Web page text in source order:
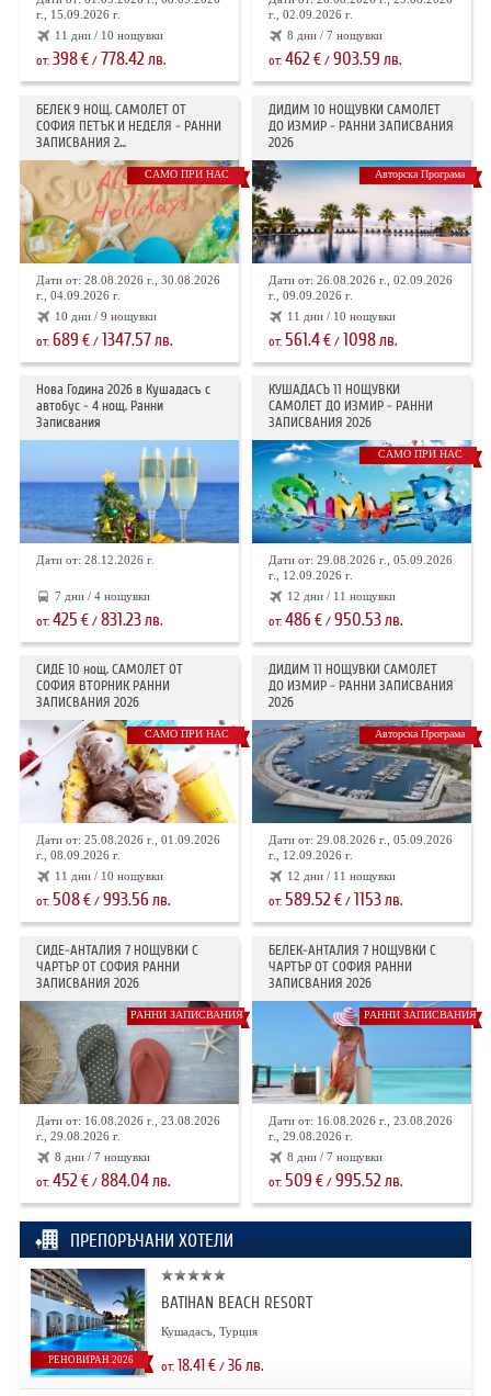
г., 15.09.2026 г.
11 дни / 10 нощувки
от: 398€/ 778.42лв.
г., 02.09.2026 г.
8 дни / 7 нощувки
от:462€ /903.59 лв.
БЕЛЕК 9 НОЩ. САМОЛЕТ ОТ
СОФИЯ ПЕТЪК И НЕДЕЛЯ - РАННИ
ЗАПИСВАНИЯ 2...
САМО ПРИ НАС
Дати от: 28.08.2026 г., 30.08.2026
г., 04.09.2026 г.
10 дни / 9 нощувки
от: 689 €/ 1347.57лв.
ДИДИМ 10 НОЩУВКИ САМОЛЕТ
ДО ИЗМИР - РАННИ ЗАПИСВАНИЯ
2026
Авторска Програма
Дати от: 26.08.2026 г., 02.09.2026
г., 09.09.2026 г.
11 дни / 10 нощувки
от:561.4€ / 1098лв.
Нова Година 2026 в Кушадасъ с
автобус - 4 нощ. Ранни
Записвания
Дати от: 28.12.2026 г.
7 дни / 4 нощувки
от: 425 €/ 831.23лв.
КУШАДАСЪ 11 НОЩУВКИ
САМОЛЕТ ДО ИЗМИР - РАННИ
ЗАПИСВАНИЯ 2026
САМО ПРИ НАС
Дати от: 29.08.2026 г., 05.09.2026
г., 12.09.2026 г.
12 дни / 11 нощувки
от:486€ /950.53лв.
СИДЕ 10 нощ. САМОЛЕТ ОТ
СОФИЯ ВТОРНИК РАННИ
ЗАПИСВАНИЯ 2026
САМО ПРИ НАС
Дати от: 25.08.2026 г., 01.09.2026
г., 08.09.2026 г.
11 дни / 10 нощувки
от: 508€/ 993.56лв.
ДИДИМ 11 НОЩУВКИ САМОЛЕТ
ДО ИЗМИР - РАННИ ЗАПИСВАНИЯ
2026
Авторска Програма
Дати от: 29.08.2026 г., 05.09.2026
г., 12.09.2026 г.
12 дни / 11 нощувки
от:589.52€ / 1153лв.
СИДЕ-АНТАЛИЯ 7 НОЩУВКИ С
ЧАРТЪР OT СОФИЯ РАННИ
ЗАПИСВАНИЯ 2026
РАННИ ЗАПИСВАНИЯ
Дати от: 16.08.2026 г., 23.08.2026
г., 29.08.2026 г.
8 дни / 7 нощувки
от: 452€/ 884.04лв.
БЕЛЕК-АНТАЛИЯ 7 НОЩУВКИ С
ЧАРТЪР ОТ СОФИЯ РАННИ
ЗАПИСВАНИЯ 2026
РАННИ ЗАПИСВАНИЯ
Дати от: 16.08.2026 г., 23.08.2026
г., 29.08.2026 г.
8 дни / 7 нощувки
от:509 € /995.52лв.
ПРЕПОРЪЧАНИ ХОТЕЛИ
РЕНОВИРАН 2026
BATIHAN BEACH RESORT
Кушадасъ, Турция
от: 18.41€/ 36лв.